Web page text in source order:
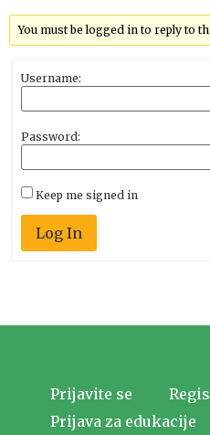
You must be logged in to reply to
Username:
Password:
Keep me signed in
Log In
Prijavite se
Prijava za edukacije